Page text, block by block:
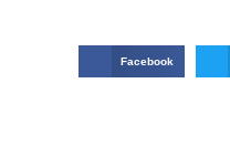
Facebook